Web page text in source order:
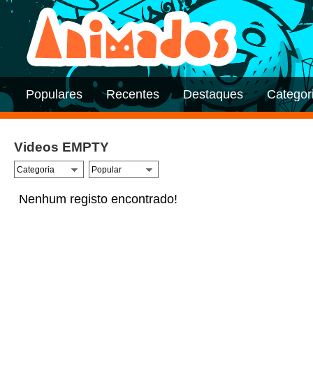
Populares Recentes Destaques
Videos EMPTY
Nenhum registo encontrado!